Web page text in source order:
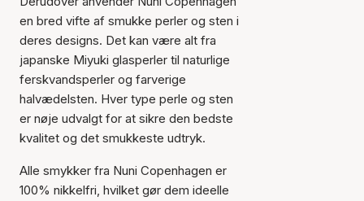
en bred vifte af smukke perler og sten i
deres designs. Det kan være alt fra
japanske Miyuki glasperler til naturlige
ferskvandsperler og farverige
halvædelsten. Hver type perle og sten
er nøje udvalgt for at sikre den bedste
kvalitet og det smukkeste udtryk.
Alle smykker fra Nuni Copenhagen er
100% nikkelfri, hvilket gør dem ideelle